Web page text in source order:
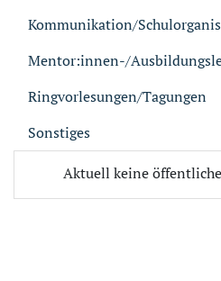
Kommunikation/
Mentor:innen-/
Ringvorlesungen/Tagungen
Sonstiges
Aktuell keine